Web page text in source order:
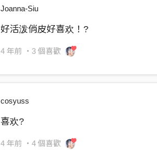
Joanna-Siu
好活泼俏皮好喜欢！?
4 年前 ・3 個喜歡
cosyuss
喜欢?
4 年前 ・4 個喜歡